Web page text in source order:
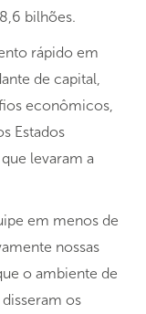
bilhões.
rápido em
de capital,
econômicos,
Estados
levaram a
em menos de
nossas
o ambiente de
os